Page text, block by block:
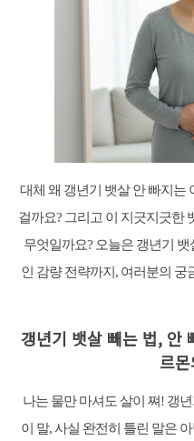
대체 왜 갱년기 뱃살 안 빠지는
걸까요? 그리고 이 지긋지긋한
무엇일까요? 오늘은 갱년기
인 감량 전략까지, 여러분의 궁
갱년기 뱃살 빼는 법, 안
르
나는 물만 마셔도 살이 쪄! 갱
이 말, 사실 완전히 틀린 말은